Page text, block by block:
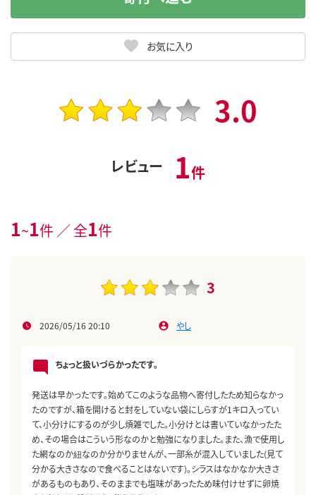
お気に入り
3.0
レビュー 1件
1~1件 ／ 全1件
3
2026/05/16 20:10 やし
ちょっと扱いづらかったです。
発送は早かったです。始めてこのような品物へ寄付したため知らなかっ
たのですが、箱を開けると封をしていない袋にしらすが1キロ入ってい
て、小分けにするのが少し煩雑でした。小分けとは書いていなかったた
め、その場合はこういう形なのかと勉強になりました。また、漁で使用し
た網なのか紐なのか分かりませんが、一部糸が混入していました(見て
分かる大きさなので食べることはないです)。シラスはなかなか大きさ
があるものもあり、そのままでも塩味があったため味付けせずに卵焼